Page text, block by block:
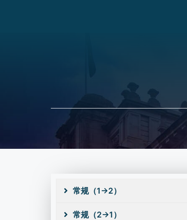
常规（1→2）
常规（2→1）